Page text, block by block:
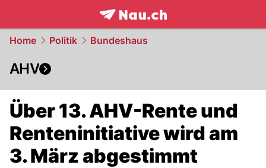
frontpage.NAU.ch
Home Politik Bundeshaus
AHV
Über 13. AHV-Rente und
Renteninitiative wird am
3. März abgestimmt